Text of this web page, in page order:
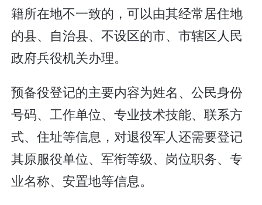
籍所在地不一致的，可以由其经常居住地
的县、自治县、不设区的市、市辖区人民
政府兵役机关办理。
预备役登记的主要内容为姓名、公民身份
号码、工作单位、专业技术技能、联系方
式、住址等信息，对退役军人还需要登记
其原服役单位、军衔等级、岗位职务、专
业名称、安置地等信息。